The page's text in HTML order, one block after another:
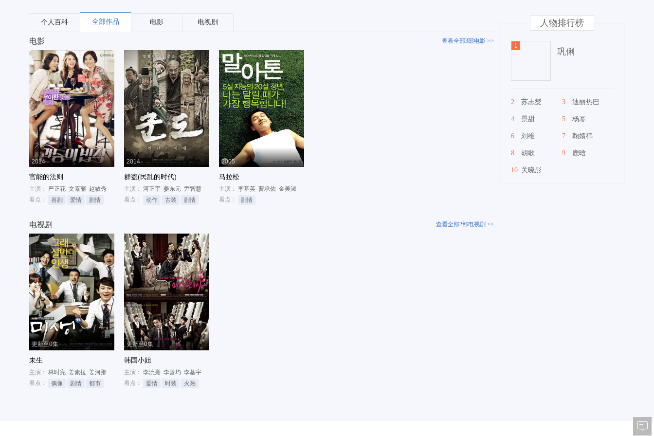
个人百科 全部作品 电影 电视剧
电影 查看全部3部电影 >>
2014
官能的法则
主演： 严正花 文素丽 赵敏秀
看点：
喜剧 爱情 剧情
2014
群盗(民乱的时代)
主演： 河正宇 姜东元 尹智慧
看点：
动作 古装 剧情
2005
马拉松
主演： 李基英 曹承佑 金美淑
看点：
剧情
电视剧 查看全部2部电视剧 >>
更新至0集
未生
主演： 林时完 姜素拉 姜河那
看点：
偶像 剧情 都市
更新至0集
韩国小姐
主演： 李沇熹 李善均 李基宇
看点：
爱情 时装 火热
人物排行榜
巩俐
2 苏志燮 3 迪丽热巴
4 景甜 5 杨幂
6 刘维 7 鞠婧祎
8 胡歌 9 鹿晗
10 关晓彤